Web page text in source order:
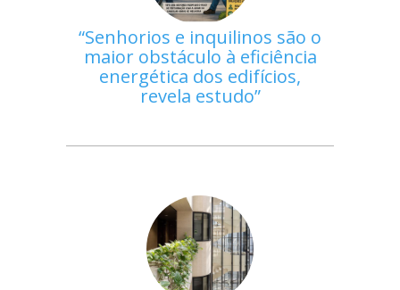
Senhorios e inquilinos são o
maior obstáculo à eficiência
energética dos edifícios,
revela estudo